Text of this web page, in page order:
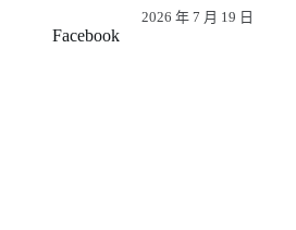
2026 年 7 月 19 日
Facebook